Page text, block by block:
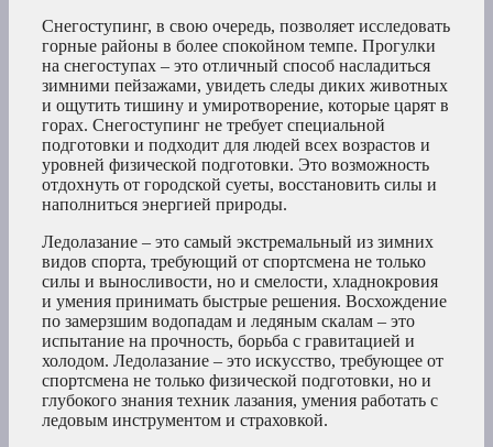
Снегоступинг, в свою очередь, позволяет исследовать
горные районы в более спокойном темпе. Прогулки
на снегоступах – это отличный способ насладиться
зимними пейзажами, увидеть следы диких животных
и ощутить тишину и умиротворение, которые царят в
горах. Снегоступинг не требует специальной
подготовки и подходит для людей всех возрастов и
уровней физической подготовки. Это возможность
отдохнуть от городской суеты, восстановить силы и
наполниться энергией природы.
Ледолазание – это самый экстремальный из зимних
видов спорта, требующий от спортсмена не только
силы и выносливости, но и смелости, хладнокровия
и умения принимать быстрые решения. Восхождение
по замерзшим водопадам и ледяным скалам – это
испытание на прочность, борьба с гравитацией и
холодом. Ледолазание – это искусство, требующее от
спортсмена не только физической подготовки, но и
глубокого знания техник лазания, умения работать с
ледовым инструментом и страховкой.